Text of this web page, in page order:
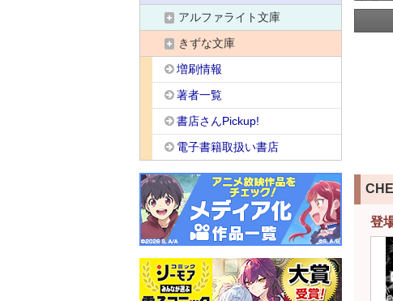
登
アルファライト文庫
きずな文庫
増刷情報
著者一覧
書店さんPickup!
電子書籍取扱い書店